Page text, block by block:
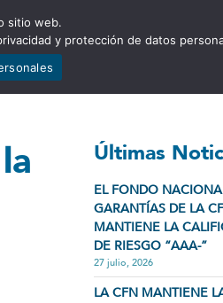
NOTICIAS
Últimas
EL FONDO
GARANTÍAS DE LA
MANTIENE LA
DE RIESGO “AAA-”
27 julio, 2026
LA CFN MANTIENE
sitio web.
y protección de datos